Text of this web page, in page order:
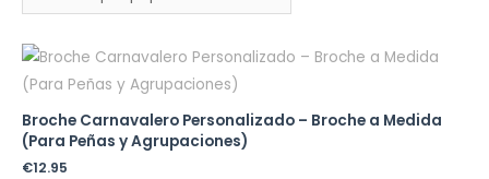
Broche Carnavalero Personalizado – Broche a Medida
(Para Peñas y Agrupaciones)
€12.95